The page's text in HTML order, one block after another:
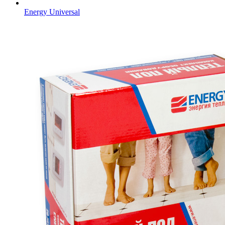
Energy Universal